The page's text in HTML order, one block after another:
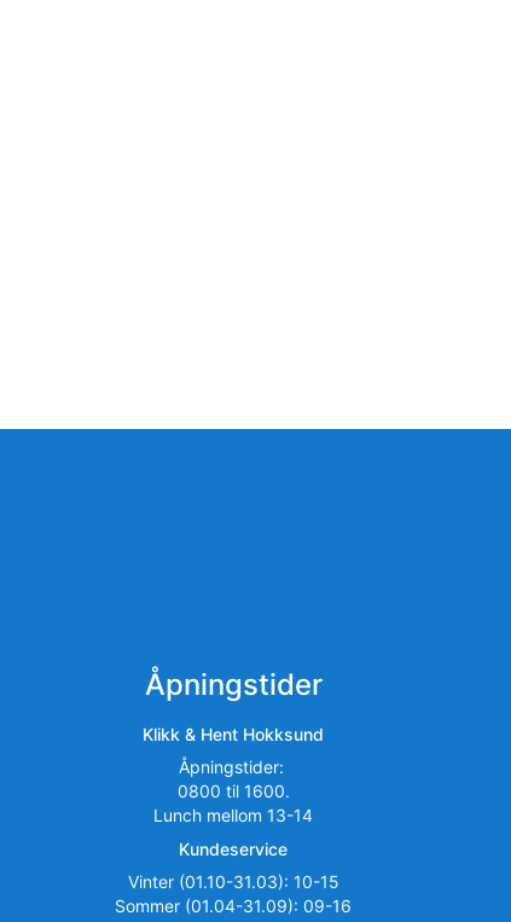
Åpningstider
Klikk & Hent Hokksund
Åpningstider:
0800 til 1600.
Lunch mellom 13-14
Kundeservice
Vinter (01.10-31.03): 10-15
Sommer (01.04-31.09): 09-16